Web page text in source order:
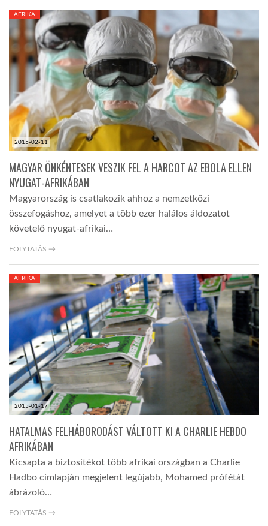
HÍR3D
TROPICALMAGAZIN
GLOBOTV
AFRIKA TUDÁSTÁR
LINKTR.EE
GLOBOZSARU
DOBRAVERO.HU
LATIMO.HU
GLOBOBOOK
2015-02-11
AFRIKA
MAGYAR ÖNKÉNTESEK VESZIK FEL A HARCOT AZ EBOLA ELLEN
NYUGAT-AFRIKÁBAN
Magyarország is csatlakozik ahhoz a nemzetközi
összefogáshoz, amelyet a több ezer halálos áldozatot
követelő nyugat-afrikai…
FOLYTATÁS →
2015-01-17
AFRIKA
HATALMAS FELHÁBORODÁST VÁLTOTT KI A CHARLIE HEBDO
AFRIKÁBAN
Kicsapta a biztosítékot több afrikai országban a Charlie
Hadbo címlapján megjelent legújabb, Mohamed prófétát
ábrázoló…
FOLYTATÁS →